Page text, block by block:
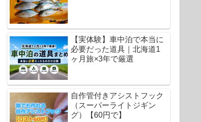
【実体験】車中泊で本当に
必要だった道具｜北海道1
ヶ月旅×3年で厳選
自作管付きアシストフック
（スーパーライトジギン
グ）【60円で】